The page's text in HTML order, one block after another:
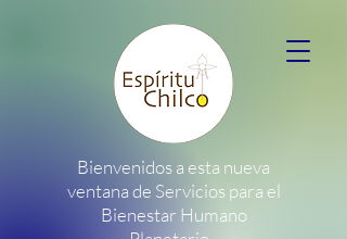
Bienvenidos a esta nueva
ventana de Servicios para el
Bienestar Humano